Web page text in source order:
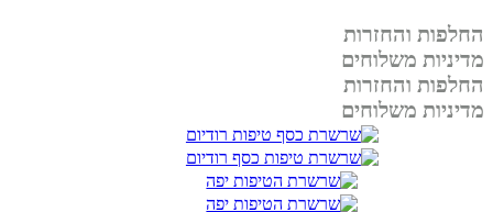
החלפות והחזרות
מדיניות משלוחים
החלפות והחזרות
מדיניות משלוחים